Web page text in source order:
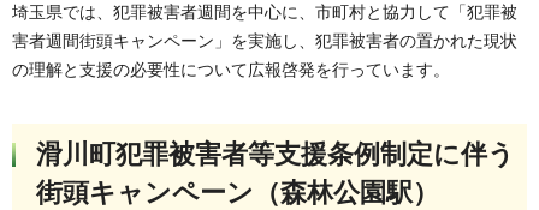
埼玉県では、犯罪被害者週間を中心に、市町村と協力して「犯罪被
害者週間街頭キャンペーン」を実施し、犯罪被害者の置かれた現状
の理解と支援の必要性について広報啓発を行っています。
滑川町犯罪被害者等支援条例制定に伴う
街頭キャンペーン（森林公園駅）